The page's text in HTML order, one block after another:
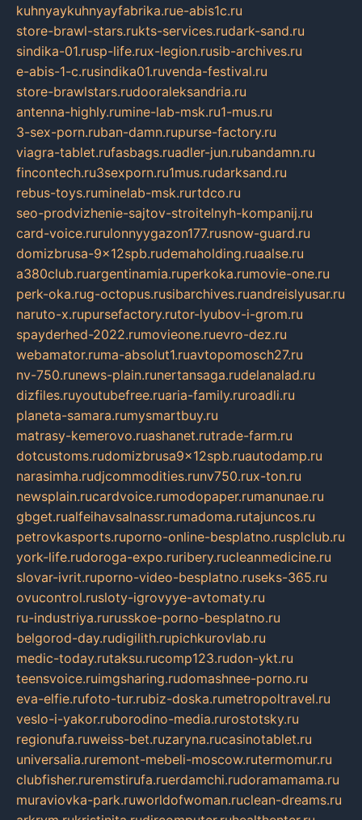
kuhnyaykuhnyayfabrika.rue-abis1c.ru
store-brawl-stars.rukts-services.rudark-sand.ru
sindika-01.rusp-life.rux-legion.rusib-archives.ru
e-abis-1-c.rusindika01.ruvenda-festival.ru
store-brawlstars.rudooraleksandria.ru
antenna-highly.rumine-lab-msk.ru1-mus.ru
3-sex-porn.ruban-damn.rupurse-factory.ru
viagra-tablet.rufasbags.ruadler-jun.rubandamn.ru
fincontech.ru3sexporn.ru1mus.rudarksand.ru
rebus-toys.ruminelab-msk.rurtdco.ru
seo-prodvizhenie-sajtov-stroitelnyh-kompanij.ru
card-voice.rurulonnyygazon177.rusnow-guard.ru
domizbrusa-9x12spb.rudemaholding.ruaalse.ru
a380club.ruargentinamia.ruperkoka.rumovie-one.ru
perk-oka.rug-octopus.rusibarchives.ruandreislyusar.ru
naruto-x.rupursefactory.rutor-lyubov-i-grom.ru
spayderhed-2022.rumovieone.ruevro-dez.ru
webamator.ruma-absolut1.ruavtopomosch27.ru
nv-750.runews-plain.runertansaga.rudelanalad.ru
dizfiles.ruyoutubefree.ruaria-family.ruroadli.ru
planeta-samara.rumysmartbuy.ru
matrasy-kemerovo.ruashanet.rutrade-farm.ru
dotcustoms.rudomizbrusa9x12spb.ruautodamp.ru
narasimha.rudjcommodities.runv750.rux-ton.ru
newsplain.rucardvoice.rumodopaper.rumanunae.ru
gbget.rualfeihavsalnassr.rumadoma.rutajuncos.ru
petrovkasports.ruporno-online-besplatno.rusplclub.ru
york-life.rudoroga-expo.ruribery.rucleanmedicine.ru
slovar-ivrit.ruporno-video-besplatno.ruseks-365.ru
ovucontrol.rusloty-igrovyye-avtomaty.ru
ru-industriya.rurusskoe-porno-besplatno.ru
belgorod-day.rudigilith.rupichkurovlab.ru
medic-today.rutaksu.rucomp123.rudon-ykt.ru
teensvoice.ruimgsharing.rudomashnee-porno.ru
eva-elfie.rufoto-tur.rubiz-doska.rumetropoltravel.ru
veslo-i-yakor.ruborodino-media.rurostotsky.ru
regionufa.ruweiss-bet.ruzaryna.rucasinotablet.ru
universalia.ruremont-mebeli-moscow.rutermomur.ru
clubfisher.ruremstirufa.ruerdamchi.rudoramamama.ru
muraviovka-park.ruworldofwoman.ruclean-dreams.ru